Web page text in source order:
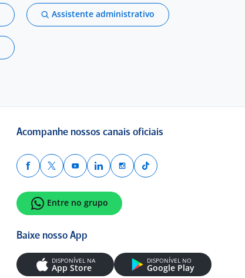
Assistente administrativo
Acompanhe nossos canais oficiais
Entre no grupo
Baixe nosso App
DISPONÍVEL NA
App Store
DISPONÍVEL NO
Google Play